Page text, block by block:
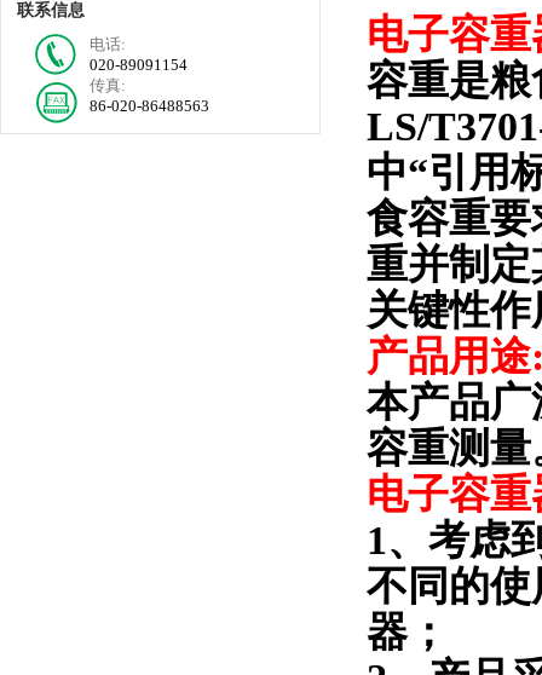
联系信息
电话:
020-89091154
传真:
86-020-86488563
电子容重
容重是
LS/
中“引用
食容重
重并制
关键性作
产品用途
本产品
容重测量
电子容重
1、考虑
不同的
器；